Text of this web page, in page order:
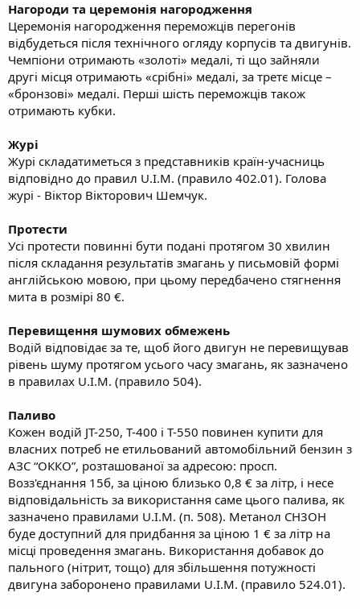
Нагороди та церемонія нагородження
Церемонія нагородження переможців перегонів
відбудеться після технічного огляду корпусів та двигунів.
Чемпіони отримають «золоті» медалі, ті що зайняли
другі місця отримають «срібні» медалі, за третє місце –
«бронзові» медалі. Перші шість переможців також
отримають кубки.
Журі
Журі складатиметься з представників країн-учасниць
відповідно до правил U.I.M. (правило 402.01). Голова
журі - Віктор Вікторович Шемчук.
Протести
Усі протести повинні бути подані протягом 30 хвилин
після складання результатів змагань у письмовій формі
англійською мовою, при цьому передбачено стягнення
мита в розмірі 80 €.
Перевищення шумових обмежень
Водій відповідає за те, щоб його двигун не перевищував
рівень шуму протягом усього часу змагань, як зазначено
в правилах U.I.M. (правило 504).
Паливо
Кожен водій JT-250, T-400 і T-550 повинен купити для
власних потреб не етильований автомобільний бензин з
АЗС “ОККО”, розташованої за адресою: просп.
Возз'єднання 15б, за ціною близько 0,8 € за літр, і несе
відповідальність за використання саме цього палива, як
зазначено правилами U.I.M. (п. 508). Метанол CH3OH
буде доступний для придбання за ціною 1 € за літр на
місці проведення змагань. Використання добавок до
пального (нітрит, тощо) для збільшення потужності
двигуна заборонено правилами U.I.M. (правило 524.01).